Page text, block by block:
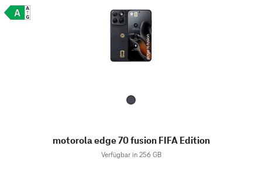
motorola edge 70 fusion FIFA Edition
Verfügbar in 256 GB